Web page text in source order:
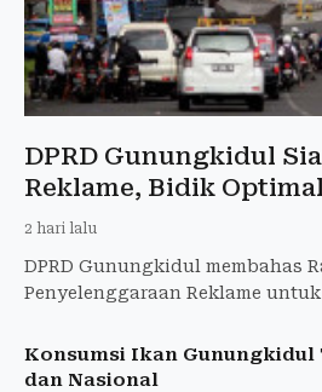
DPRD Gunungkidul
Reklame, Bidik
2 hari lalu
DPRD Gunungkidul membahas
Penyelenggaraan Reklame
hukum.
Konsumsi Ikan
dan Nasional